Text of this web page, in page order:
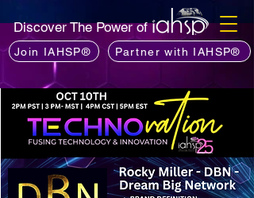
Discover The Power of
Join IAHSP® Partner with IAHSP®